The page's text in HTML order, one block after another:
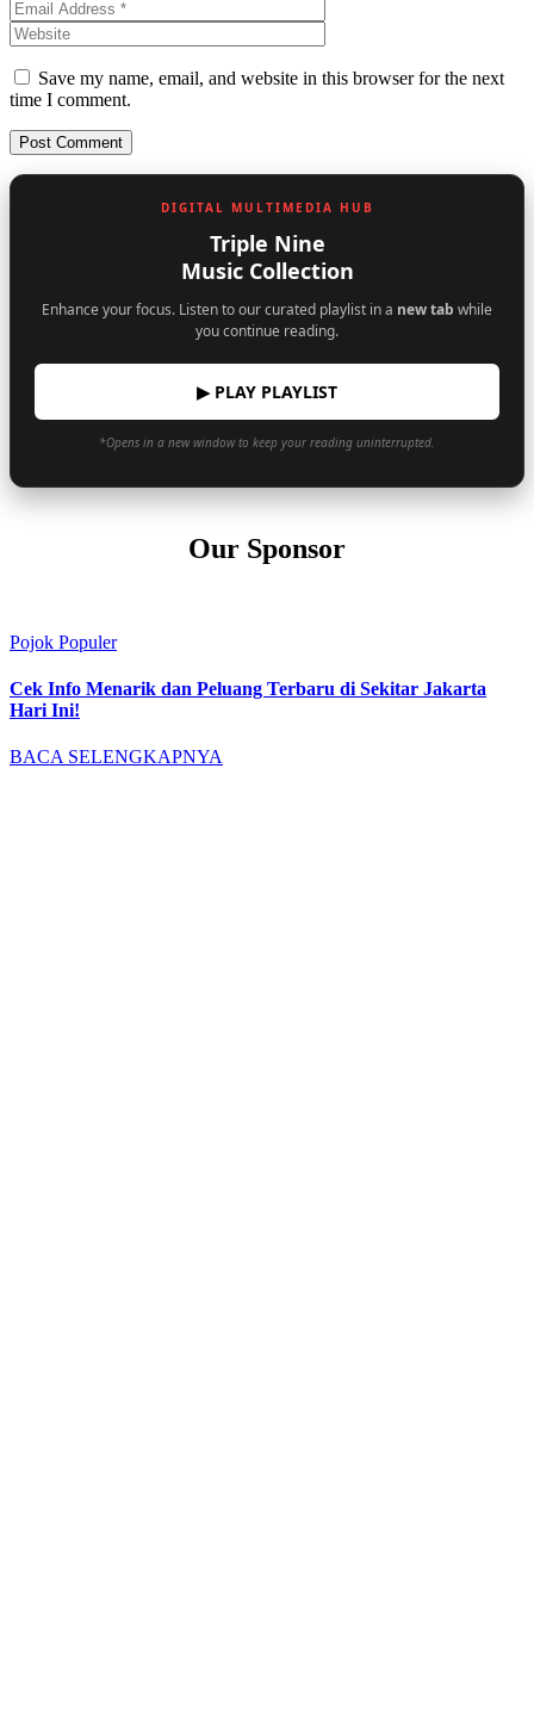
Save my name, email, and website in this browser for the next
time I comment.
DIGITAL MULTIMEDIA HUB
Triple Nine
Music Collection
Enhance your focus. Listen to our curated playlist in a new tab while
you continue reading.
▶ PLAY PLAYLIST
*Opens in a new window to keep your reading uninterrupted.
Our Sponsor
Pojok Populer
Cek Info Menarik dan Peluang Terbaru di Sekitar Jakarta
Hari Ini!
BACA SELENGKAPNYA